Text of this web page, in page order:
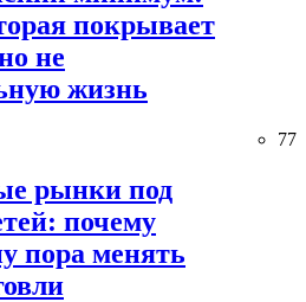
покрывает
не
жизнь
77
рынки под
почему
пора менять